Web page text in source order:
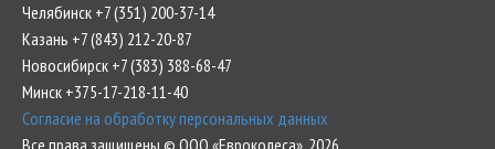
Челябинск +7 (351) 200-37-14
Казань +7 (843) 212-20-87
Новосибирск +7 (383) 388-68-47
Минск +375-17-218-11-40
Согласие на обработку персональных данных